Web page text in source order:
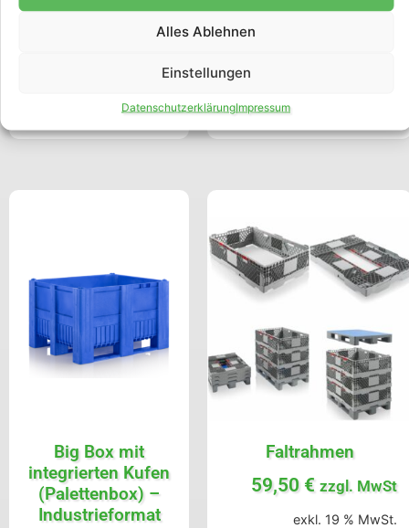
Alles Ablehnen
Einstellungen
DatenschutzerklärungImpressum
3-5 Tage
In den Warenkorb Ausführung wählen
Big Box mit
integrierten Kufen
(Palettenbox) –
Industrieformat
Faltrahmen
59,50 € zzgl. MwSt
exkl. 19 % MwSt.